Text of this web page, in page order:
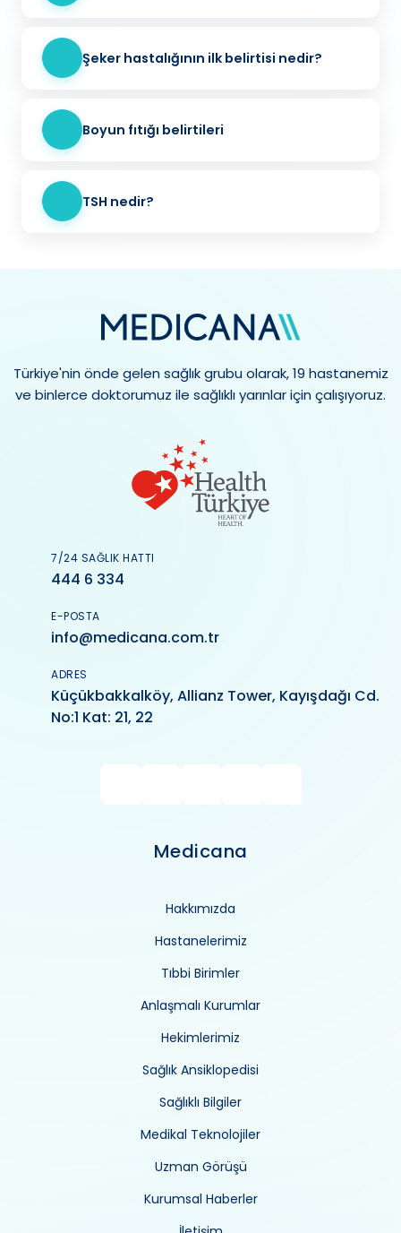
Şeker hastalığının ilk belirtisi nedir?
Boyun fıtığı belirtileri
TSH nedir?
Türkiye'nin önde gelen sağlık grubu olarak, 19 hastanemiz
ve binlerce doktorumuz ile sağlıklı yarınlar için çalışıyoruz.
7/24 SAĞLIK HATTI
444 6 334
E-POSTA
info@medicana.com.tr
ADRES
Küçükbakkalköy, Allianz Tower, Kayışdağı Cd.
No:1 Kat: 21, 22
Medicana
Hakkımızda
Hastanelerimiz
Tıbbi Birimler
Anlaşmalı Kurumlar
Hekimlerimiz
Sağlık Ansiklopedisi
Sağlıklı Bilgiler
Medikal Teknolojiler
Uzman Görüşü
Kurumsal Haberler